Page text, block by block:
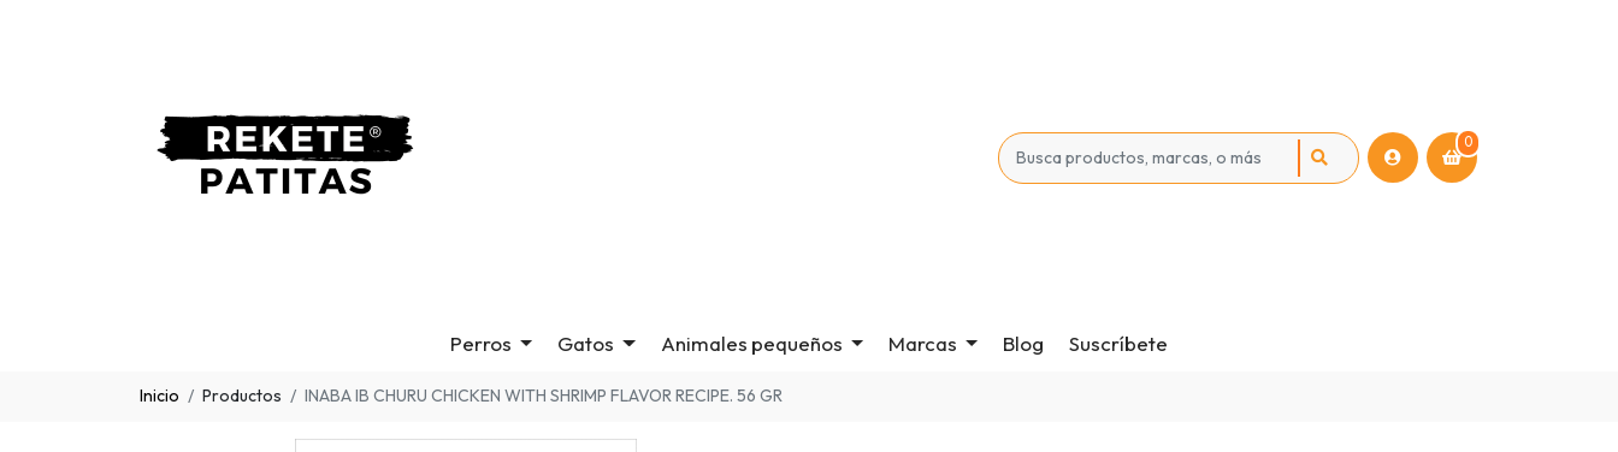
0
Perros Gatos Animales pequeños Marcas Blog Suscríbete
Inicio Productos INABA IB CHURU CHICKEN WITH SHRIMP FLAVOR RECIPE. 56 GR